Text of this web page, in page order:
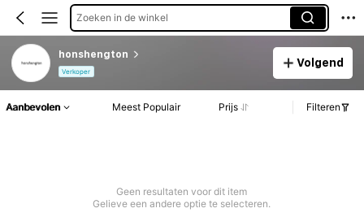
Zoeken in de winkel
honshengton
Verkoper
Volgend
Aanbevolen Meest Populair Prijs Filteren
Geen resultaten voor dit item
Gelieve een andere optie te selecteren.